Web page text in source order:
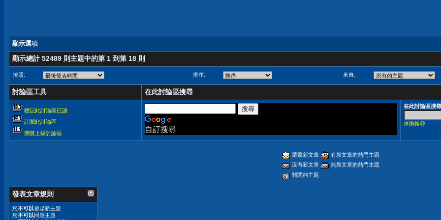
顯示選項
顯示總計 52489 則主題中的第 1 到第 18 則
按照: 排序: 來自:
討論區工具 在此討論區搜尋
標記此討論區已讀
訂閱此討論區
瀏覽上級討論區
自訂搜尋
在此討論區搜尋
進階搜尋
瀏覽新文章
有新文章的熱門主題
沒有新文章
無新文章的熱門主題
關閉的主題
發表文章規則
您不可以發起新主題
您不可以回應主題